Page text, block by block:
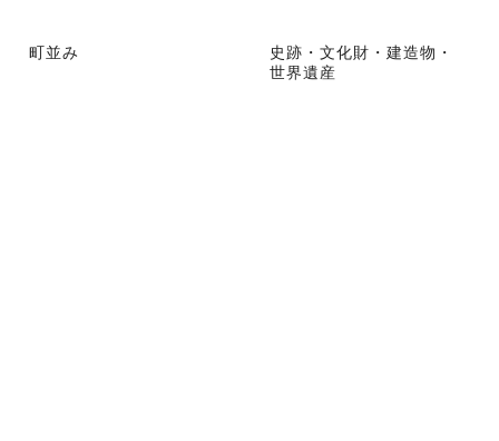
町並み
史跡・文化財・建造物・
世界遺産